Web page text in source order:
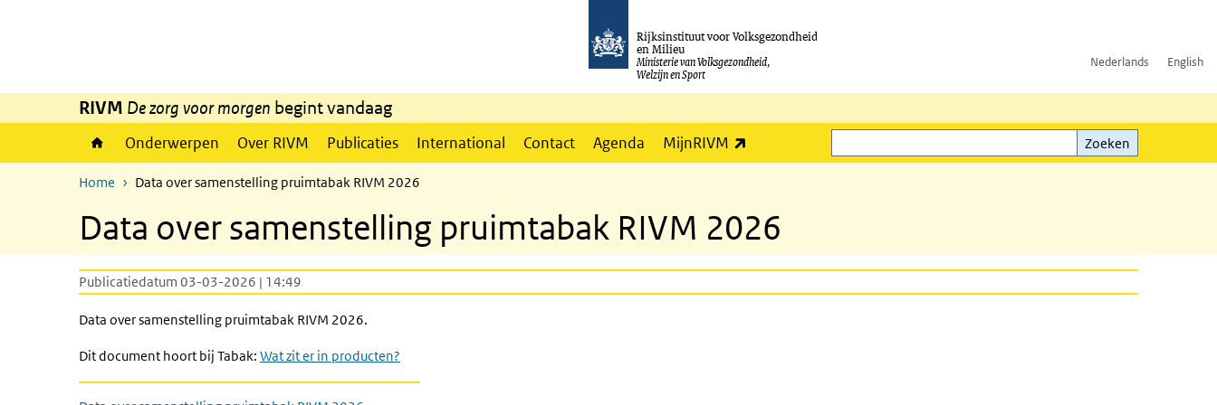
Rijksinstituut voor Volksgezondheid
en Milieu
Ministerie van Volksgezondheid,
Welzijn en Sport
Nederlands English
RIVM De zorg voor morgen begint vandaag
Onderwerpen Over RIVM Publicaties International Contact Agenda MijnRIVM
Zoeken
Zoeken
Home Data over samenstelling pruimtabak RIVM 2026
Data over samenstelling pruimtabak RIVM 2026
Publicatiedatum 03-03-2026 | 14:49
Data over samenstelling pruimtabak RIVM 2026.
Dit document hoort bij Tabak: Wat zit er in producten?